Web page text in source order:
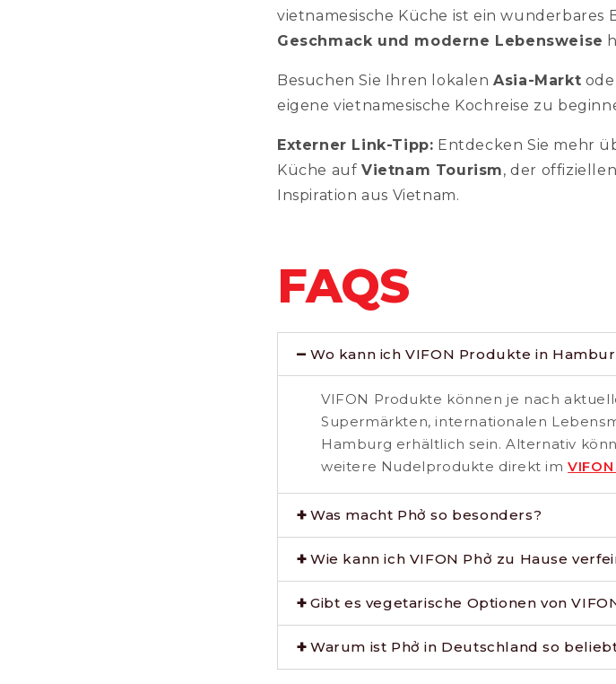
vietnamesische Küche ist ein wunderbares
Geschmack und moderne Lebensweise
Besuchen Sie Ihren lokalenAsia-Markt
eigene vietnamesische Kochreise zu
Externer Link-Tipp: Entdecken Sie mehr
Küche auf Vietnam Tourism, der
Inspiration aus Vietnam.
FAQS
Wo kann ich VIFON Produkte in
VIFON Produkte können je nach
Supermärkten, internationalen
Hamburg erhältlich sein. Alternativ
weitere Nudelprodukte direkt im
Was macht Phở so besonders?
Wie kann ich VIFON Phở zu Hause
Gibt es vegetarische Optionen von
Warum ist Phở in Deutschland so